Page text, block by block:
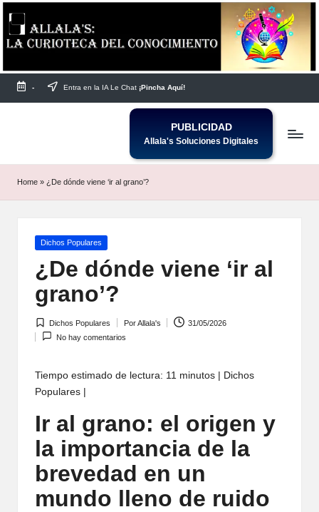
Saltar
al
- Entra en la IA Le Chat ¡Pincha Aquí!
PUBLICIDAD
Allala's Soluciones Digitales
Home » ¿De dónde viene ‘ir al grano’?
Publicada
Dichos Populares
¿De dónde viene ‘ir al
grano’?
Publicada
en
Dichos Populares PorAllala's
31/05/2026
No hay comentarios
Tiempo estimado de lectura: 11 minutos | Dichos
Populares |
Ir al grano: el origen y
la importancia de la
brevedad en un
mundo lleno de ruido